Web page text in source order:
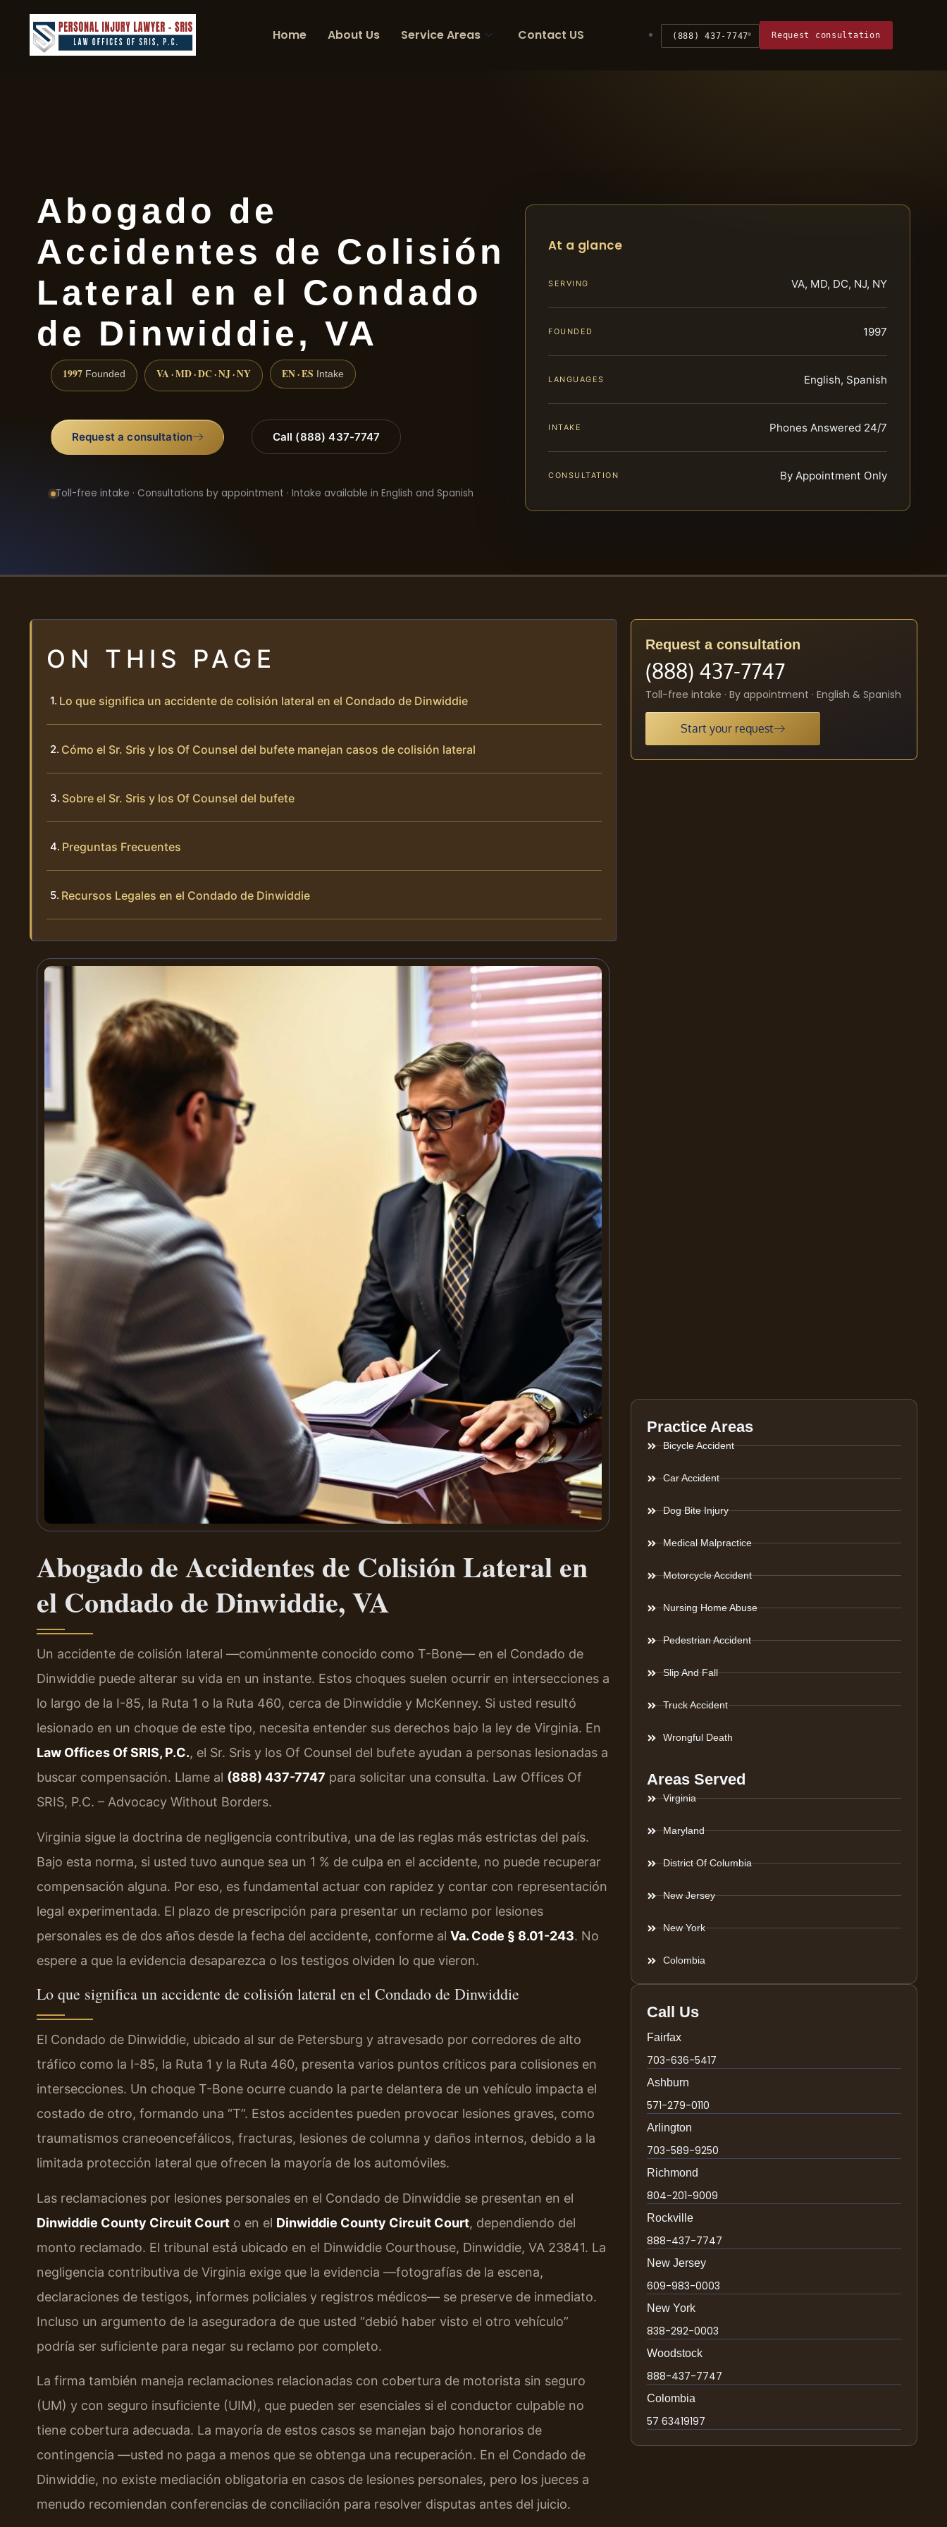
Home About Us Service Areas Contact US (888) 437-7747 Request consultation
Abogado de
Accidentes de Colisión
Lateral en el Condado
de Dinwiddie, VA
1997 Founded VA · MD · DC · NJ · NY EN · ES Intake
Request a consultation Call (888) 437-7747
Toll-free intake · Consultations by appointment · Intake available in English and Spanish
At a glance
SERVING VA, MD, DC, NJ, NY
FOUNDED 1997
LANGUAGES English, Spanish
INTAKE Phones Answered 24/7
CONSULTATION By Appointment Only
ON THIS PAGE
Lo que significa un accidente de colisión lateral en el Condado de Dinwiddie
Cómo el Sr. Sris y los Of Counsel del bufete manejan casos de colisión lateral
Sobre el Sr. Sris y los Of Counsel del bufete
Preguntas Frecuentes
Recursos Legales en el Condado de Dinwiddie
Abogado de Accidentes de Colisión Lateral en
el Condado de Dinwiddie, VA
Un accidente de colisión lateral —comúnmente conocido como T-Bone— en el Condado de
Dinwiddie puede alterar su vida en un instante. Estos choques suelen ocurrir en intersecciones a
lo largo de la I-85, la Ruta 1 o la Ruta 460, cerca de Dinwiddie y McKenney. Si usted resultó
lesionado en un choque de este tipo, necesita entender sus derechos bajo la ley de Virginia. En
Law Offices Of SRIS, P.C., el Sr. Sris y los Of Counsel del bufete ayudan a personas lesionadas a
buscar compensación. Llame al (888) 437-7747 para solicitar una consulta. Law Offices Of
SRIS, P.C. – Advocacy Without Borders.
Virginia sigue la doctrina de negligencia contributiva, una de las reglas más estrictas del país.
Bajo esta norma, si usted tuvo aunque sea un 1 % de culpa en el accidente, no puede recuperar
compensación alguna. Por eso, es fundamental actuar con rapidez y contar con representación
legal experimentada. El plazo de prescripción para presentar un reclamo por lesiones
personales es de dos años desde la fecha del accidente, conforme al Va. Code § 8.01-243. No
espere a que la evidencia desaparezca o los testigos olviden lo que vieron.
Lo que significa un accidente de colisión lateral en el Condado de Dinwiddie
El Condado de Dinwiddie, ubicado al sur de Petersburg y atravesado por corredores de alto
tráfico como la I-85, la Ruta 1 y la Ruta 460, presenta varios puntos críticos para colisiones en
intersecciones. Un choque T-Bone ocurre cuando la parte delantera de un vehículo impacta el
costado de otro, formando una “T”. Estos accidentes pueden provocar lesiones graves, como
traumatismos craneoencefálicos, fracturas, lesiones de columna y daños internos, debido a la
limitada protección lateral que ofrecen la mayoría de los automóviles.
Las reclamaciones por lesiones personales en el Condado de Dinwiddie se presentan en el
Dinwiddie County Circuit Court o en el Dinwiddie County Circuit Court, dependiendo del
monto reclamado. El tribunal está ubicado en el Dinwiddie Courthouse, Dinwiddie, VA 23841. La
negligencia contributiva de Virginia exige que la evidencia —fotografías de la escena,
declaraciones de testigos, informes policiales y registros médicos— se preserve de inmediato.
Incluso un argumento de la aseguradora de que usted “debió haber visto el otro vehículo”
podría ser suficiente para negar su reclamo por completo.
La firma también maneja reclamaciones relacionadas con cobertura de motorista sin seguro
(UM) y con seguro insuficiente (UIM), que pueden ser esenciales si el conductor culpable no
tiene cobertura adecuada. La mayoría de estos casos se manejan bajo honorarios de
contingencia —usted no paga a menos que se obtenga una recuperación. En el Condado de
Dinwiddie, no existe mediación obligatoria en casos de lesiones personales, pero los jueces a
menudo recomiendan conferencias de conciliación para resolver disputas antes del juicio.
Request a consultation
(888) 437-7747
Toll-free intake · By appointment · English & Spanish
Start your request
Practice Areas
Bicycle Accident
Car Accident
Dog Bite Injury
Medical Malpractice
Motorcycle Accident
Nursing Home Abuse
Pedestrian Accident
Slip And Fall
Truck Accident
Wrongful Death
Areas Served
Virginia
Maryland
District Of Columbia
New Jersey
New York
Colombia
Call Us
Fairfax
703-636-5417
Ashburn
571-279-0110
Arlington
703-589-9250
Richmond
804-201-9009
Rockville
888-437-7747
New Jersey
609-983-0003
New York
838-292-0003
Woodstock
888-437-7747
Colombia
57 63419197